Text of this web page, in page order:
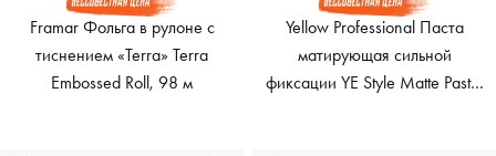
Framar Фольга в рулоне с
тиснением «Terra» Terra
Embossed Roll, 98 м
Yellow Professional Паста
матирующая сильной
фиксации YE Style Matte Paste,